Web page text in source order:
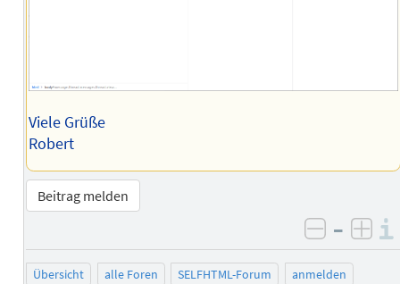
Viele Grüße
Robert
Beitrag melden
negativ
–
Übersicht alle Foren SELFHTML-Forum
anmelden